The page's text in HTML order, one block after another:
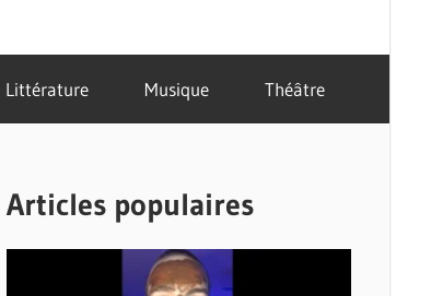
Littérature Musique Théâtre
Articles populaires